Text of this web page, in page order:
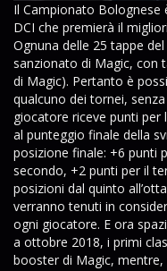
Il Campionato Bolognese
DCI che premierà il
Ognuna delle 25 tappe
sanzionato di Magic, con
di Magic). Pertanto è
qualcuno dei tornei,
giocatore riceve punti per
al punteggio finale della
posizione finale: +6 punti
secondo, +2 punti per il
posizioni dal quinto
verranno tenuti in
ogni giocatore. E ora
a ottobre 2018, i primi
booster di Magic,